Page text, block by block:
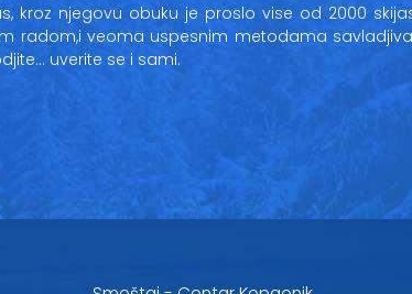
kroz njegovu obuku je proslo vise od 2000
radom,i veoma uspesnim metodama
uverite se i sami.